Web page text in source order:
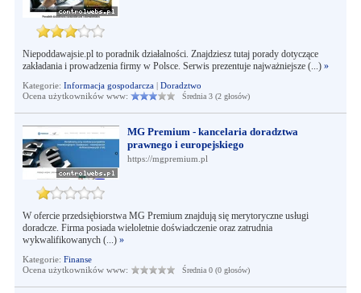
Niepoddawajsie.pl to poradnik działalności. Znajdziesz tutaj porady dotyczące
zakładania i prowadzenia firmy w Polsce. Serwis prezentuje najważniejsze (...) »
Kategorie: Informacja gospodarcza| Doradztwo
Ocena użytkowników www:
Średnia 3 (2 głosów)
MG Premium - kancelaria doradztwa
prawnego i europejskiego
https://mgpremium.pl
W ofercie przedsiębiorstwa MG Premium znajdują się merytoryczne usługi
doradcze. Firma posiada wieloletnie doświadczenie oraz zatrudnia
wykwalifikowanych (...) »
Kategorie: Finanse
Ocena użytkowników www:
Średnia 0 (0 głosów)